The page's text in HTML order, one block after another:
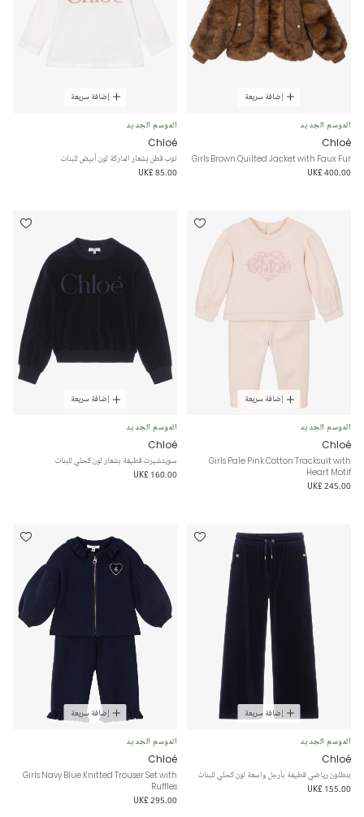
إضافة سريعة
الموسم الجديد
Chloé
Girls Brown Quilted Jacket with Faux Fur
UK£ 400.00
إضافة سريعة
الموسم الجديد
Chloé
توب قطن بشعار الماركة لون أبيض للبنات
UK£ 85.00
إضافة سريعة
الموسم الجديد
Chloé
Girls Pale Pink Cotton Tracksuit with
Heart Motif
UK£ 245.00
إضافة سريعة
الموسم الجديد
Chloé
سويتشيرت قطيفة بشعار لون كحلي للبنات
UK£ 160.00
إضافة سريعة
الموسم الجديد
Chloé
بنطلون رياضي قطيفة بأرجل واسعة لون كحلي للبنات
UK£ 155.00
إضافة سريعة
الموسم الجديد
Chloé
Girls Navy Blue Knitted Trouser Set with
Ruffles
UK£ 295.00